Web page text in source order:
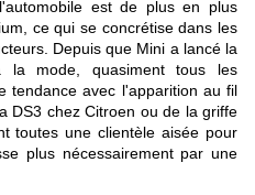
est de plus en plus
ce qui se concrétise dans les
Depuis que Mini a lancé la
la mode, quasiment tous les
tendance avec l'apparition au fil
DS3 chez Citroen ou de la griffe
toutes une clientèle aisée pour
plus nécessairement par une